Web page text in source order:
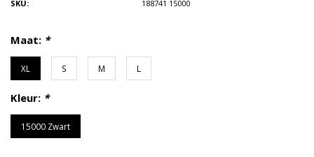
SKU:
188741 15000
Maat: *
XL S M L
Kleur: *
15000 Zwart